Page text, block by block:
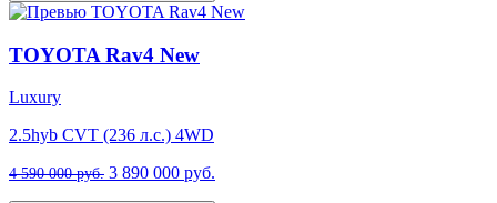
TOYOTA Rav4 New
Luxury
2.5hyb CVT (236 л.с.) 4WD
4 590 000 руб. 3 890 000 руб.